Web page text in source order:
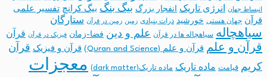
انبساط جهان انرژی تاریک انفجار بزرگ بیگ بنگ بیگ کرانچ تفسیر علمی
قرآن جهان هستی خورشید ذرات بنیادی زمین زمین در قرآن ستارگان
سیاهچاله سیاهچاله ها در قرآن علم و دین فضا-زمان فیزیک در قرآن قرآن
قرآن و علم قرآن و علم (Quran and Science) قرآن و فیزیک قرآن
کریم قیامت ماده تاریک ماده تاریک(dark matter)
معجزات